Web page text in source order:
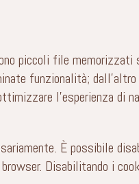
piccoli file memorizzati
funzionalità;
l’esperienza di
È possibile
browser. Disabilitando i